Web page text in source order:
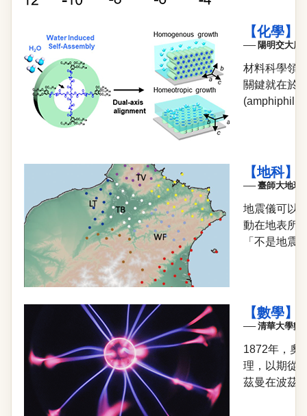
【化學
── 陽明交大應
材料科學領
關鍵就在於
(amphiphilic)
【地科
── 臺師大地球
地震儀可以
動在地表所
「不是地震
【數學
── 清華大學數
1872年，奧
理， 以期從
茲曼在波茲